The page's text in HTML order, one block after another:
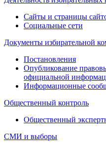
Сайты и страницы
Социальные сети
Документы избирательной
Постановления
Опубликование
официальной
Информационные
Общественный контроль
Общественный
СМИ и выборы